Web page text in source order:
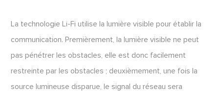
La technologie Li-Fi utilise la lumière visible pour établir la
communication. Premièrement, la lumière visible ne peut
pas pénétrer les obstacles, elle est donc facilement
restreinte par les obstacles ; deuxièmement, une fois la
source lumineuse disparue, le signal du réseau sera